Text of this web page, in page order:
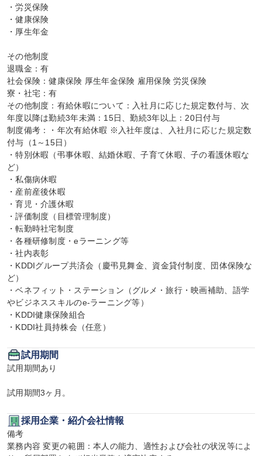
・労災保険
・健康保険
・厚生年金
その他制度
退職金：有
社会保険：健康保険 厚生年金保険 雇用保険 労災保険
寮・社宅：有
その他制度：有給休暇について：入社月に応じた規定数付与、次
年度以降は勤続3年未満：15日、勤続3年以上：20日付与
制度備考：・年次有給休暇 ※入社年度は、入社月に応じた規定数
付与（1～15日）
・特別休暇（弔事休暇、結婚休暇、子育て休暇、子の看護休暇な
ど）
・私傷病休暇
・産前産後休暇
・育児・介護休暇
・評価制度（目標管理制度）
・転勤時社宅制度
・各種研修制度・eラーニング等
・社内表彰
・KDDIグループ共済会（慶弔見舞金、資金貸付制度、団体保険な
ど）
・ベネフィット・ステーション（グルメ・旅行・映画補助、語学
やビジネススキルのe-ラーニング等）
・KDDI健康保険組合
・KDDI社員持株会（任意）
試用期間
試用期間あり
試用期間3ヶ月。
採用企業・紹介会社情報
備考
業務内容 変更の範囲：本人の能力、適性および会社の状況等によ